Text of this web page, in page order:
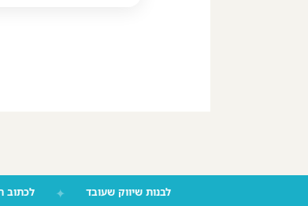
לבנות שיווק שעובד